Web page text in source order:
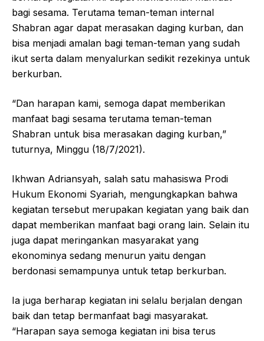
bagi sesama. Terutama teman-teman internal
Shabran agar dapat merasakan daging kurban, dan
bisa menjadi amalan bagi teman-teman yang sudah
ikut serta dalam menyalurkan sedikit rezekinya untuk
berkurban.
“Dan harapan kami, semoga dapat memberikan
manfaat bagi sesama terutama teman-teman
Shabran untuk bisa merasakan daging kurban,”
tuturnya, Minggu (18/7/2021).
Ikhwan Adriansyah, salah satu mahasiswa Prodi
Hukum Ekonomi Syariah, mengungkapkan bahwa
kegiatan tersebut merupakan kegiatan yang baik dan
dapat memberikan manfaat bagi orang lain. Selain itu
juga dapat meringankan masyarakat yang
ekonominya sedang menurun yaitu dengan
berdonasi semampunya untuk tetap berkurban.
Ia juga berharap kegiatan ini selalu berjalan dengan
baik dan tetap bermanfaat bagi masyarakat.
“Harapan saya semoga kegiatan ini bisa terus